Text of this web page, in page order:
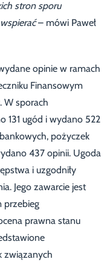
stron sporu
– mówi Paweł
opinie w ramach
Finansowym
W sporach
131 ugód i wydano 522
pożyczek
437 opinii. Ugoda
i uzgodniły
Jego zawarcie jest
przebieg
prawna stanu
związanych